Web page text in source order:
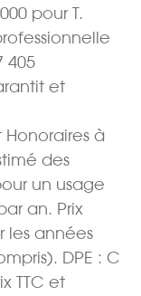
pour T.
405
et
Honoraires à
des
un usage
an. Prix
les années
DPE : C
TTC et